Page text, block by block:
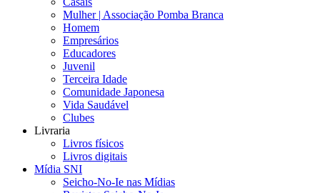
Mulher | Associação Pomba Branca
Homem
Empresários
Educadores
Juvenil
Terceira Idade
Comunidade Japonesa
Vida Saudável
Clubes
Livraria
Livros físicos
Livros digitais
Mídia SNI
Seicho-No-Ie nas Mídias